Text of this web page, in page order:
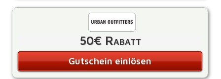
50€ Rabatt
Gutschein einlösen